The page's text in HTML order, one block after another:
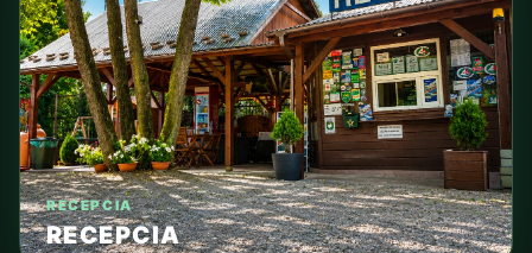
RECEPCIA
RECEPCIA